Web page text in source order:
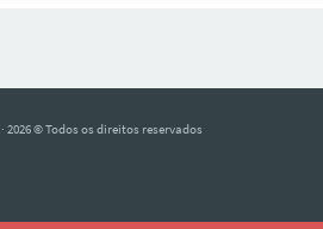
· 2026 © Todos os direitos reservados